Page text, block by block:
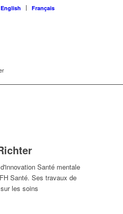
English Français
Santé mentale
Santé. Ses travaux de
les soins